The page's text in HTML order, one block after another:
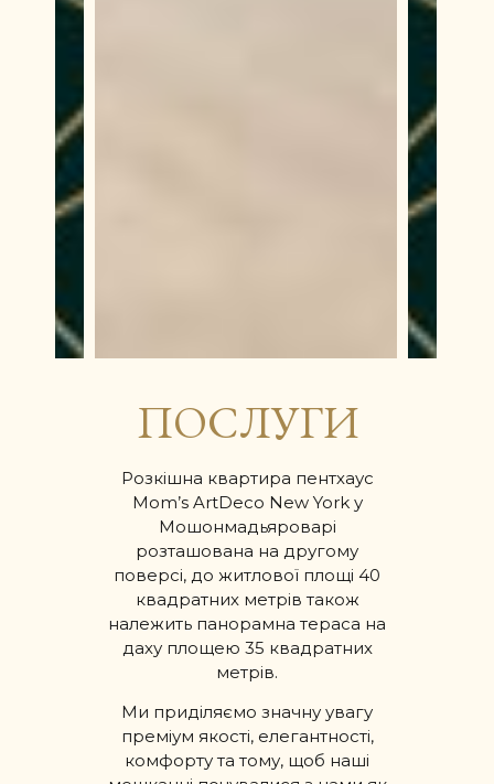
ПОСЛУГИ
Розкішна квартира пентхаус
Mom’s ArtDeco New York у
Мошонмадьяроварі
розташована на другому
поверсі, до житлової площі 40
квадратних метрів також
належить панорамна тераса на
даху площею 35 квадратних
метрів.
Ми приділяємо значну увагу
преміум якості, елегантності,
комфорту та тому, щоб наші